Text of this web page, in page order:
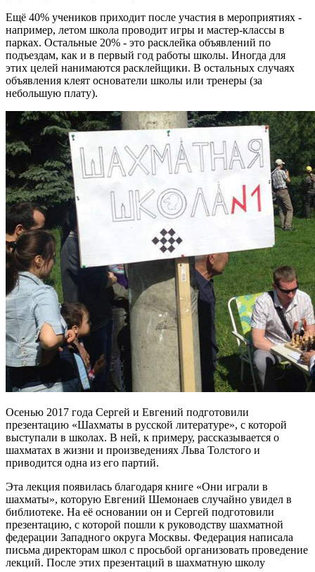
Ещё 40% учеников приходит после участия в мероприятиях -
например, летом школа проводит игры и мастер-классы в
парках. Остальные 20% - это расклейка объявлений по
подъездам, как и в первый год работы школы. Иногда для
этих целей нанимаются расклейщики. В остальных случаях
объявления клеят основатели школы или тренеры (за
небольшую плату).
Осенью 2017 года Сергей и Евгений подготовили
презентацию «Шахматы в русской литературе», с которой
выступали в школах. В ней, к примеру, рассказывается о
шахматах в жизни и произведениях Льва Толстого и
приводится одна из его партий.
Эта лекция появилась благодаря книге «Они играли в
шахматы», которую Евгений Шемонаев случайно увидел в
библиотеке. На её основании он и Сергей подготовили
презентацию, с которой пошли к руководству шахматной
федерации Западного округа Москвы. Федерация написала
письма директорам школ с просьбой организовать проведение
лекций. После этих презентаций в шахматную школу